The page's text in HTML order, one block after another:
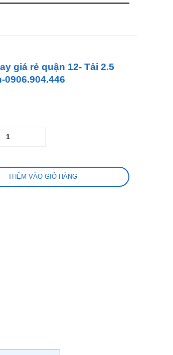
giá rẻ quận 12- Tải 2.5
0906.904.446
THÊM VÀO GIỎ HÀNG